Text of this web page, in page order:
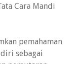
Cara Mandi
pemahaman
sebagai